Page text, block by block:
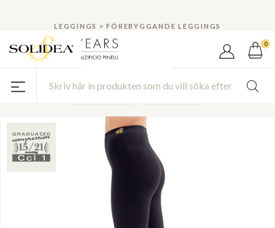
0
LEGGINGS >FÖREBYGGANDE LEGGINGS
Be You Icon